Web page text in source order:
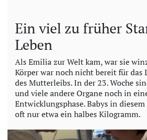
i
d
e
o
Ein viel zu früher
Leben
Als Emilia zur Welt kam, war sie
Körper war noch nicht bereit für das
des Mutterleibs. In der 23. Woche
und viele andere Organe noch in
Entwicklungsphase. Babys in
oft nur etwa ein halbes Kilogramm.